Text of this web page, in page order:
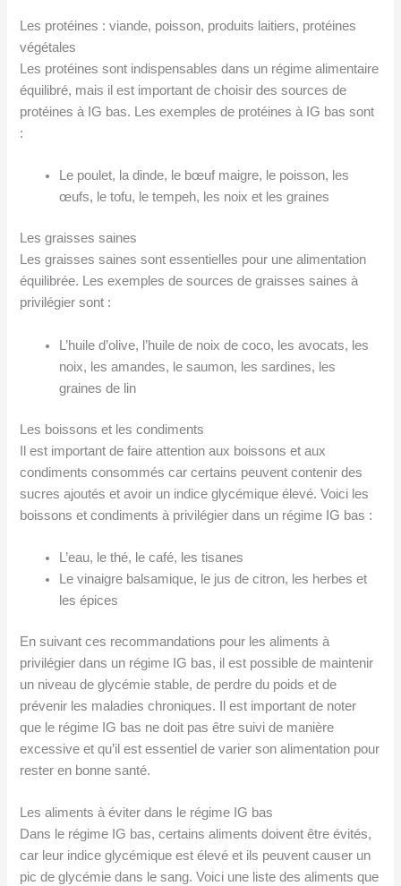
Les protéines : viande, poisson, produits laitiers, protéines
végétales
Les protéines sont indispensables dans un régime alimentaire
équilibré, mais il est important de choisir des sources de
protéines à IG bas. Les exemples de protéines à IG bas sont
:
Le poulet, la dinde, le bœuf maigre, le poisson, les
œufs, le tofu, le tempeh, les noix et les graines
Les graisses saines
Les graisses saines sont essentielles pour une alimentation
équilibrée. Les exemples de sources de graisses saines à
privilégier sont :
L’huile d’olive, l’huile de noix de coco, les avocats, les
noix, les amandes, le saumon, les sardines, les
graines de lin
Les boissons et les condiments
Il est important de faire attention aux boissons et aux
condiments consommés car certains peuvent contenir des
sucres ajoutés et avoir un indice glycémique élevé. Voici les
boissons et condiments à privilégier dans un régime IG bas :
L’eau, le thé, le café, les tisanes
Le vinaigre balsamique, le jus de citron, les herbes et
les épices
En suivant ces recommandations pour les aliments à
privilégier dans un régime IG bas, il est possible de maintenir
un niveau de glycémie stable, de perdre du poids et de
prévenir les maladies chroniques. Il est important de noter
que le régime IG bas ne doit pas être suivi de manière
excessive et qu’il est essentiel de varier son alimentation pour
rester en bonne santé.
Les aliments à éviter dans le régime IG bas
Dans le régime IG bas, certains aliments doivent être évités,
car leur indice glycémique est élevé et ils peuvent causer un
pic de glycémie dans le sang. Voici une liste des aliments que